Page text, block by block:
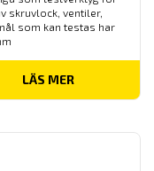
skruvlock, ventiler,
som kan testas har
LÄS MER